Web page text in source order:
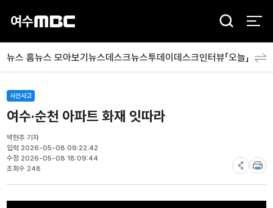
검
뉴스 홈뉴스 모아보기뉴스데스크뉴스투데이데스크인터뷰「오늘」 분야
사건사고
여수·순천 아파트 화재 잇따라
박현주 기자
입력 2026-05-08 09:22:42
수정 2026-05-08 18:09:44
조회수 248